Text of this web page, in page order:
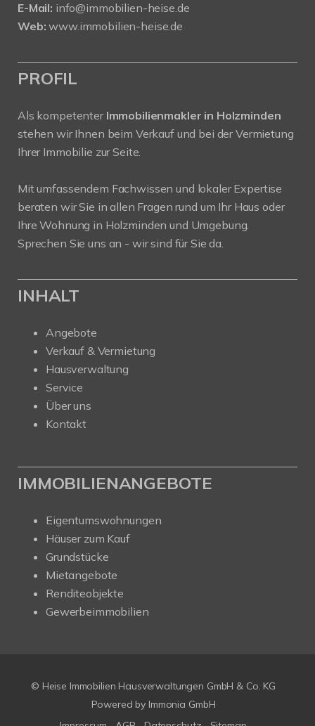
E-Mail: info@immobilien-heise.de
Web: www.immobilien-heise.de
PROFIL
Als kompetenter Immobilienmakler in Holzminden
stehen wir Ihnen beim Verkauf und bei der Vermietung
Ihrer Immobilie zur Seite.
Mit umfassendem Fachwissen und lokaler Expertise
beraten wir Sie in allen Fragen rund um Ihr Haus oder
Ihre Wohnung in Holzminden und Umgebung.
Sprechen Sie uns an - wir sind für Sie da.
INHALT
Angebote
Verkauf & Vermietung
Hausverwaltung
Service
Über uns
Kontakt
IMMOBILIENANGEBOTE
Eigentumswohnungen
Häuser zum Kauf
Grundstücke
Mietangebote
Renditeobjekte
Gewerbeimmobilien
© Heise Immobilien Hausverwaltungen GmbH & Co. KG
Powered by Immonia GmbH